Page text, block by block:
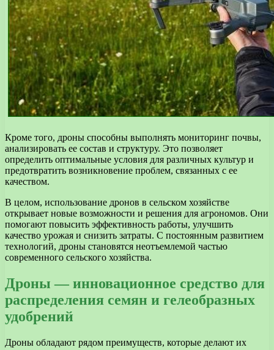
Кроме того, дроны способны выполнять мониторинг почвы,
анализировать ее состав и структуру. Это позволяет
определить оптимальные условия для различных культур и
предотвратить возникновение проблем, связанных с ее
качеством.
В целом, использование дронов в сельском хозяйстве
открывает новые возможности и решения для агрономов. Они
помогают повысить эффективность работы, улучшить
качество урожая и снизить затраты. С постоянным развитием
технологий, дроны становятся неотъемлемой частью
современного сельского хозяйства.
Дроны — инновационное средство для
распределения семян и гелеобразных
удобрений
Дроны обладают рядом преимуществ, которые делают их